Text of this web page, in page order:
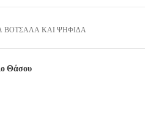
ΒΟΤΣΑΛΑ ΚΑΙ ΨΗΦΙΔΑ
Θάσου